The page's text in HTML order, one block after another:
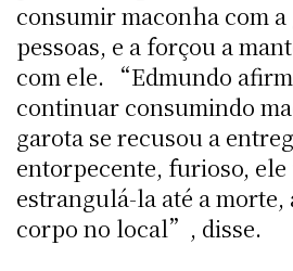
consumir maconha com
pessoas, e a forçou a
com ele. “Edmundo
continuar consumindo
garota se recusou a
entorpecente, furioso, ele
estrangulá-la até a morte,
corpo no local”, disse.